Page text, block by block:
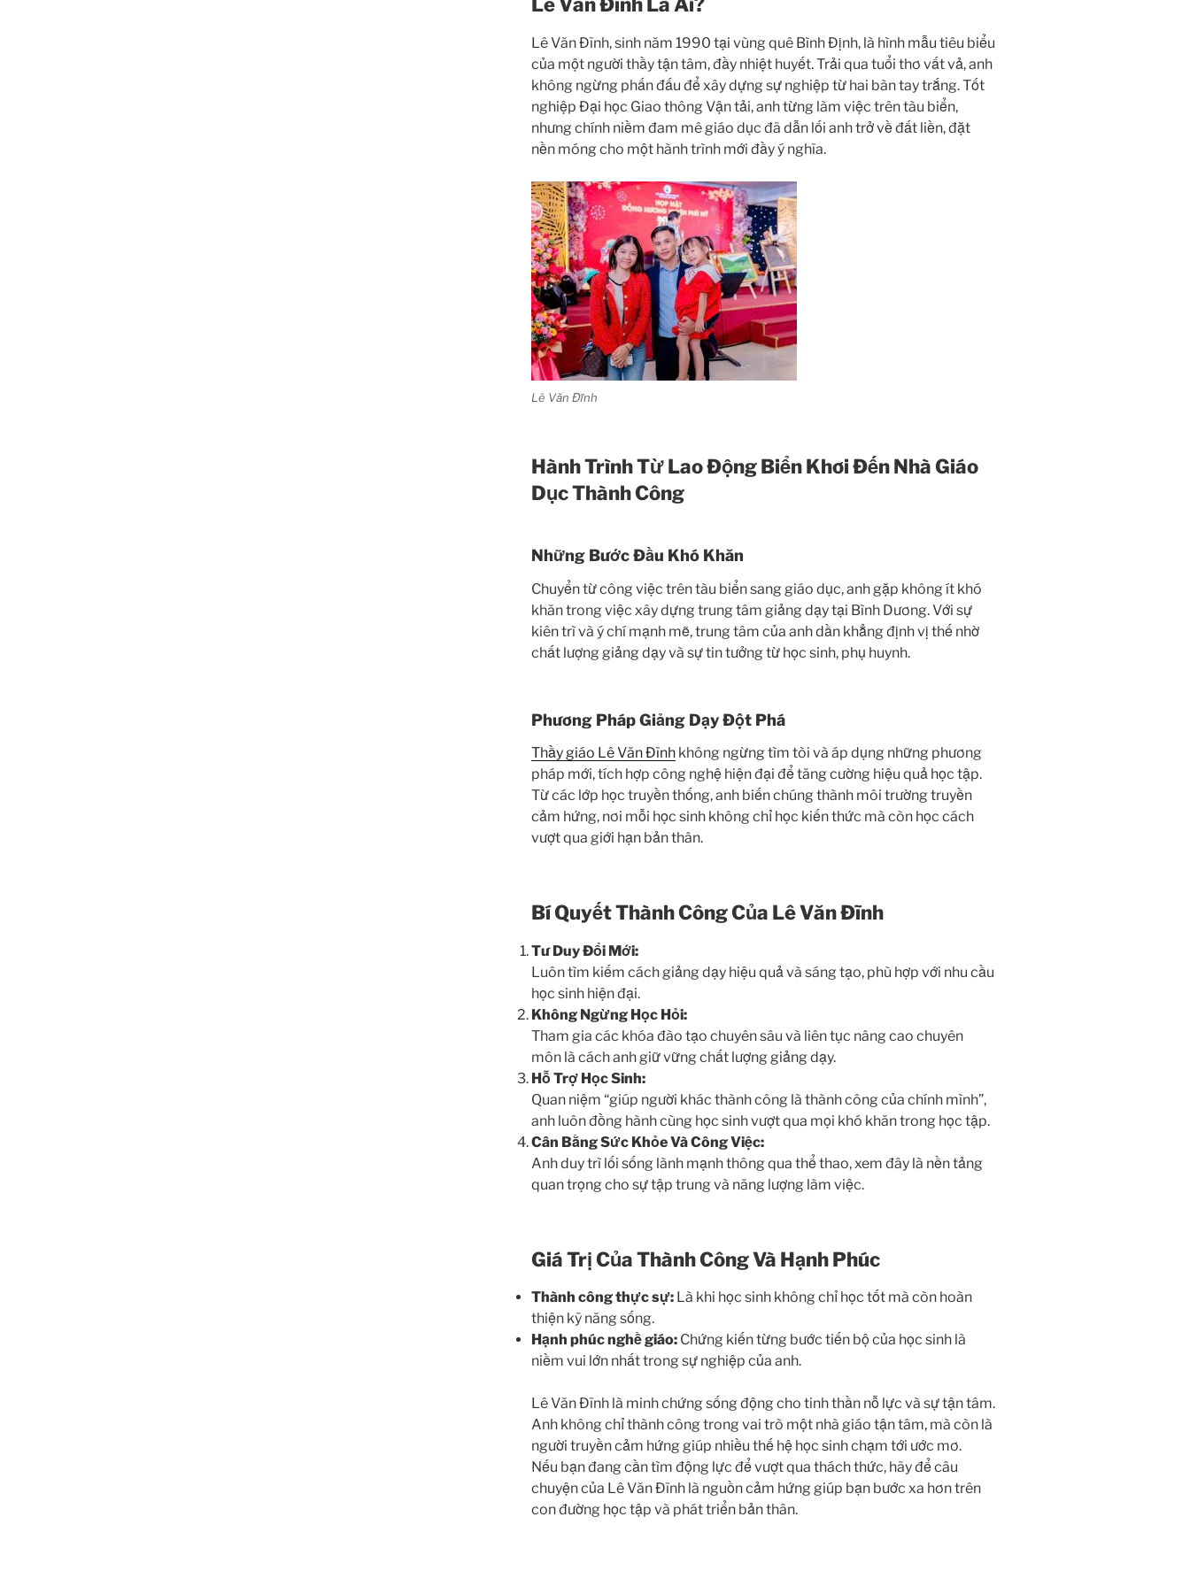
Lê Văn Đĩnh Là Ai?
Lê Văn Đĩnh, sinh năm 1990 tại vùng quê Bình Định, là hình mẫu tiêu biểu
của một người thầy tận tâm, đầy nhiệt huyết. Trải qua tuổi thơ vất vả, anh
không ngừng phấn đấu để xây dựng sự nghiệp từ hai bàn tay trắng. Tốt
nghiệp Đại học Giao thông Vận tải, anh từng làm việc trên tàu biển,
nhưng chính niềm đam mê giáo dục đã dẫn lối anh trở về đất liền, đặt
nền móng cho một hành trình mới đầy ý nghĩa.
Lê Văn Đĩnh
Hành Trình Từ Lao Động Biển Khơi Đến Nhà Giáo
Dục Thành Công
Những Bước Đầu Khó Khăn
Chuyển từ công việc trên tàu biển sang giáo dục, anh gặp không ít khó
khăn trong việc xây dựng trung tâm giảng dạy tại Bình Dương. Với sự
kiên trì và ý chí mạnh mẽ, trung tâm của anh dần khẳng định vị thế nhờ
chất lượng giảng dạy và sự tin tưởng từ học sinh, phụ huynh.
Phương Pháp Giảng Dạy Đột Phá
Thầy giáo Lê Văn Đĩnhkhông ngừng tìm tòi và áp dụng những phương
pháp mới, tích hợp công nghệ hiện đại để tăng cường hiệu quả học tập.
Từ các lớp học truyền thống, anh biến chúng thành môi trường truyền
cảm hứng, nơi mỗi học sinh không chỉ học kiến thức mà còn học cách
vượt qua giới hạn bản thân.
Bí Quyết Thành Công Của Lê Văn Đĩnh
Tư Duy Đổi Mới:
Luôn tìm kiếm cách giảng dạy hiệu quả và sáng tạo, phù hợp với nhu cầu
học sinh hiện đại.
Không Ngừng Học Hỏi:
Tham gia các khóa đào tạo chuyên sâu và liên tục nâng cao chuyên
môn là cách anh giữ vững chất lượng giảng dạy.
Hỗ Trợ Học Sinh:
Quan niệm “giúp người khác thành công là thành công của chính mình”,
anh luôn đồng hành cùng học sinh vượt qua mọi khó khăn trong học tập.
Cân Bằng Sức Khỏe Và Công Việc:
Anh duy trì lối sống lành mạnh thông qua thể thao, xem đây là nền tảng
quan trọng cho sự tập trung và năng lượng làm việc.
Giá Trị Của Thành Công Và Hạnh Phúc
Thành công thực sự:Là khi học sinh không chỉ học tốt mà còn hoàn
thiện kỹ năng sống.
Hạnh phúc nghề giáo:Chứng kiến từng bước tiến bộ của học sinh là
niềm vui lớn nhất trong sự nghiệp của anh.
Lê Văn Đĩnh là minh chứng sống động cho tinh thần nỗ lực và sự tận tâm.
Anh không chỉ thành công trong vai trò một nhà giáo tận tâm, mà còn là
người truyền cảm hứng giúp nhiều thế hệ học sinh chạm tới ước mơ.
Nếu bạn đang cần tìm động lực để vượt qua thách thức, hãy để câu
chuyện của Lê Văn Đĩnh là nguồn cảm hứng giúp bạn bước xa hơn trên
con đường học tập và phát triển bản thân.